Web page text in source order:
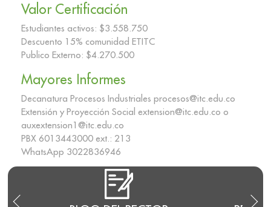
Valor Certificación
Estudiantes activos: $3.558.750
Descuento 15% comunidad ETITC
Publico Externo: $4.270.500
Mayores Informes
Decanatura Procesos Industriales procesos@itc.edu.co
Extensión y Proyección Social extension@itc.edu.co o
auxextension1@itc.edu.co
PBX 6013443000 ext.: 213
WhatsApp 3022836946